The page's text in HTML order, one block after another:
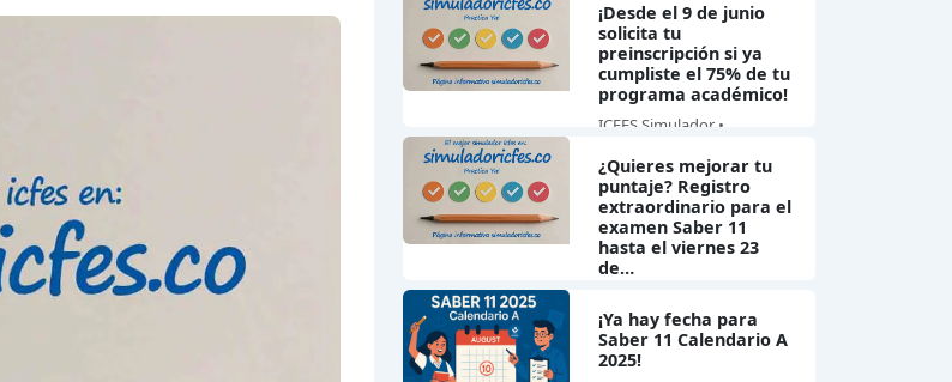
¡Desde el 9 de junio
solicita tu
preinscripción si ya
cumpliste el 75% de tu
programa académico!
ICFES Simulador •
¿Quieres mejorar tu
puntaje? Registro
extraordinario para el
examen Saber 11
hasta el viernes 23
de…
19/05/2025
¡Ya hay fecha para
Saber 11 Calendario A
2025!